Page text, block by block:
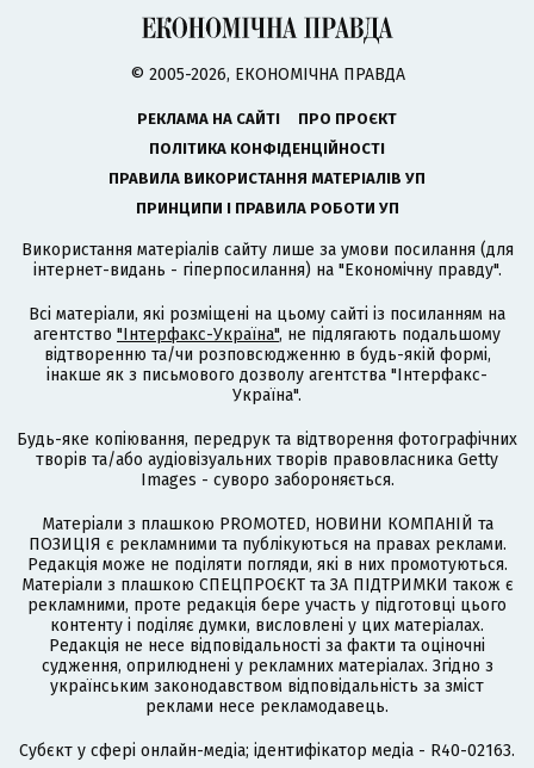
© 2005-2026, ЕКОНОМІЧНА ПРАВДА
РЕКЛАМА НА САЙТІ
ПРО ПРОЄКТ
ПОЛІТИКА КОНФІДЕНЦІЙНОСТІ
ПРАВИЛА ВИКОРИСТАННЯ МАТЕРІАЛІВ УП
ПРИНЦИПИ І ПРАВИЛА РОБОТИ УП
Використання матеріалів сайту лише за умови посилання (для
інтернет-видань - гіперпосилання) на "Економічну правду".
Всі матеріали, які розміщені на цьому сайті із посиланням на
агентство "Інтерфакс-Україна", не підлягають подальшому
відтворенню та/чи розповсюдженню в будь-якій формі,
інакше як з письмового дозволу агентства "Інтерфакс-
Україна".
Будь-яке копіювання, передрук та відтворення фотографічних
творів та/або аудіовізуальних творів правовласника Getty
Images - суворо забороняється.
Матеріали з плашкою PROMOTED, НОВИНИ КОМПАНІЙ та
ПОЗИЦІЯ є рекламними та публікуються на правах реклами.
Редакція може не поділяти погляди, які в них промотуються.
Матеріали з плашкою СПЕЦПРОЄКТ та ЗА ПІДТРИМКИ також є
рекламними, проте редакція бере участь у підготовці цього
контенту і поділяє думки, висловлені у цих матеріалах.
Редакція не несе відповідальності за факти та оціночні
судження, оприлюднені у рекламних матеріалах. Згідно з
українським законодавством відповідальність за зміст
реклами несе рекламодавець.
Cубєкт у сфері онлайн-медіа; ідентифікатор медіа - R40-02163.